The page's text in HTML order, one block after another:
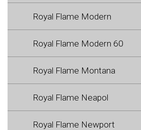
Royal Flame Modern
Royal Flame Modern 60
Royal Flame Montana
Royal Flame Neapol
Royal Flame Newport